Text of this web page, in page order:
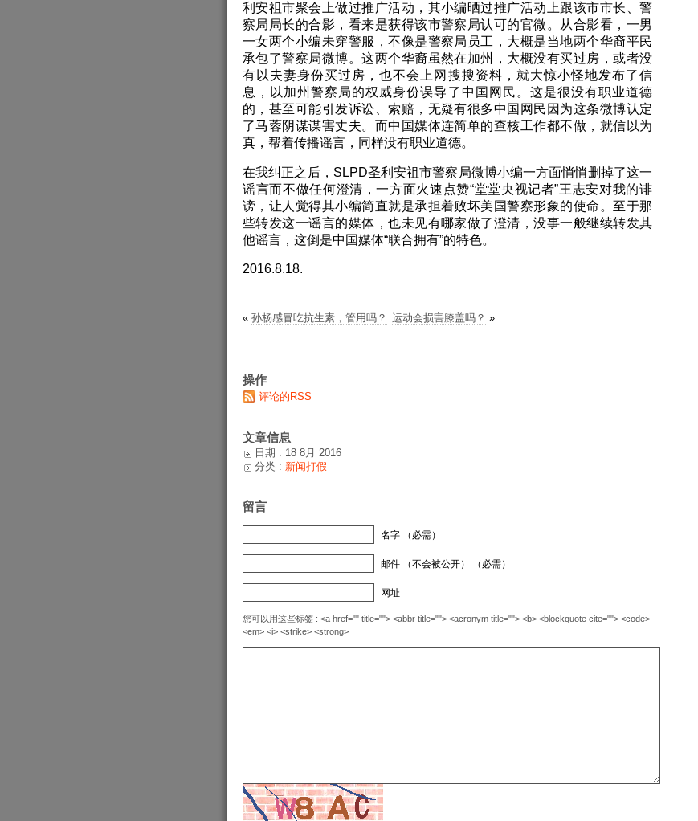
利安祖市聚会上做过推广活动，其小编晒过推广活动上跟该市市长、警
察局局长的合影，看来是获得该市警察局认可的官微。从合影看，一男
一女两个小编未穿警服，不像是警察局员工，大概是当地两个华裔平民
承包了警察局微博。这两个华裔虽然在加州，大概没有买过房，或者没
有以夫妻身份买过房，也不会上网搜搜资料，就大惊小怪地发布了信
息，以加州警察局的权威身份误导了中国网民。这是很没有职业道德
的，甚至可能引发诉讼、索赔，无疑有很多中国网民因为这条微博认定
了马蓉阴谋谋害丈夫。而中国媒体连简单的查核工作都不做，就信以为
真，帮着传播谣言，同样没有职业道德。
在我纠正之后，SLPD圣利安祖市警察局微博小编一方面悄悄删掉了这一
谣言而不做任何澄清，一方面火速点赞“堂堂央视记者”王志安对我的诽
谤，让人觉得其小编简直就是承担着败坏美国警察形象的使命。至于那
些转发这一谣言的媒体，也未见有哪家做了澄清，没事一般继续转发其
他谣言，这倒是中国媒体“联合拥有”的特色。
2016.8.18.
« 孙杨感冒吃抗生素，管用吗？ 运动会损害膝盖吗？ »
操作
评论的RSS
文章信息
日期 : 18 8月 2016
分类 : 新闻打假
留言
名字 （必需）
邮件 （不会被公开） （必需）
网址
您可以用这些标签 : <a href="" title=""> <abbr title=""> <acronym title=""> <b> <blockquote cite=""> <code>
<em> <i> <strike> <strong>